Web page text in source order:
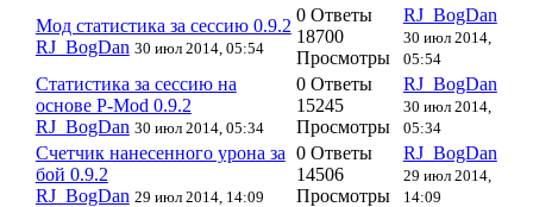
Мод статистика за сессию 0.9.2
RJ_BogDan 30 июл 2014, 05:54
0 Ответы
18700
Просмотры
RJ_BogDan
30 июл 2014,
05:54
Статистика за сессию на
основе P-Mod 0.9.2
RJ_BogDan 30 июл 2014, 05:34
0 Ответы
15245
Просмотры
RJ_BogDan
30 июл 2014,
05:34
Счетчик нанесенного урона за
бой 0.9.2
RJ_BogDan 29 июл 2014, 14:09
0 Ответы
14506
Просмотры
RJ_BogDan
29 июл 2014,
14:09